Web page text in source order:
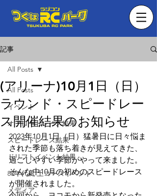
記事
All Posts
イベント
オフロードレース結果
スピードレース結果
ドリフトイベント結果
80年代風 土コースイベント
メディア
All Posts
(アリーナ)10月1日（日）
ラウンド・スピードレー
ス開催結果のお知らせ
2023年10月1日（日）猛暑日に日々悩ま
された季節も落ち着きが見えてきた、
過ごしやすい季節がやって来ました。
そんな中10月の初めのスピードレース
が開催されました。